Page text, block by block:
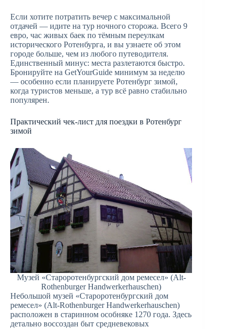
Если хотите потратить вечер с максимальной
отдачей — идите на тур ночного сторожа. Всего 9
евро, час живых баек по тёмным переулкам
исторического Ротенбурга, и вы узнаете об этом
городе больше, чем из любого путеводителя.
Единственный минус: места разлетаются быстро.
Бронируйте на GetYourGuide минимум за неделю
— особенно если планируете Ротенбург зимой,
когда туристов меньше, а тур всё равно стабильно
популярен.
Практический чек-лист для поездки в Ротенбург
зимой
Музей «Староротенбургский дом ремесел» (Alt-
Rothenburger Handwerkerhauschen)
Небольшой музей «Староротенбургский дом
ремесел» (Alt-Rothenburger Handwerkerhauschen)
расположен в старинном особняке 1270 года. Здесь
детально воссоздан быт средневековых